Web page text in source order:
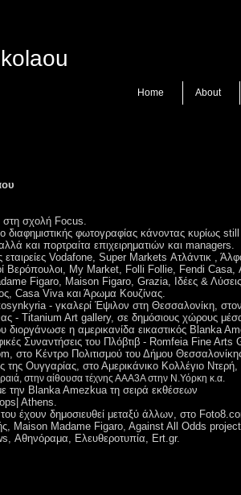
Home About
σχολή Focus.
διαφημιστικής φωτογραφίας κάνοντας κυρίως
και πορτραίτα επιχειρηματιών και managers.
εταιρείες Vodafone, Super Markets Ατλάντικ ,
Βερόπουλοι, My Market, Folli Follie, Fendi Casa,
Figaro, Maison Figaro, Grazia, Ιδέες & Λύσεις
Casa Viva και Άρωμα Κουζίνας.
- γκαλερί Έψιλον στη Θεσσαλονίκη,
- Titanium Art gallery, σε δημόσιους χώρους
διοργάνωσε η αμερικανίδα εικαστικός Blanka
Συναντήσεις του Πλόβτιβ - Romfeia Fine Arts
στο Κέντρο Πολιτισμού του Δήμου
Ουγγαρίας, στο Αμερικάνικο Κολλέγιο Ντερή,
στην αίθουσα τέχνης ΑΑΑ3Α στην Ν.Υόρκη κ.α.
την Blanka Amezkua τη σειρά εκθέσεων
Athens.
έχουν δημοσιευθεί μεταξύ άλλων, στο
Maison Madame Figaro, Against All Odds
Αθηνόραμα, Ελευθεροτυπία, Ert.gr.